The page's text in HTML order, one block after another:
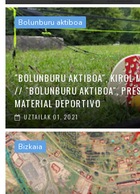
Bolunburu aktiboa
"BOLUNBURU AKTIBOA", KIROL
// "BOLUNBURU AKTIBOA",
MATERIAL DEPORTIVO
UZTAILAK 01, 2021
Bizkaia